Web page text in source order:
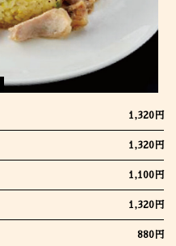
1,320円
1,320円
1,100円
1,320円
880円